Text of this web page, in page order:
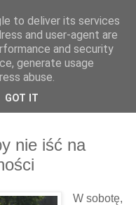
nie iść na
W sobotę,
to deliver its services
and user-agent are
and security
generate usage
abuse.
GOT IT